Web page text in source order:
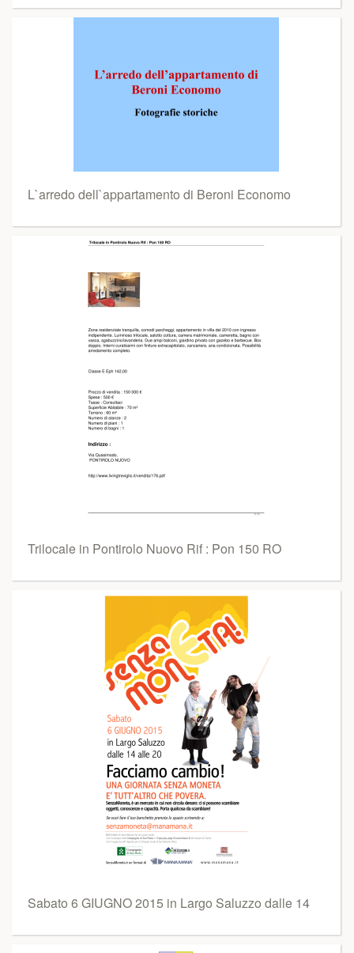
L`arredo dell`appartamento di Beroni Economo
Trilocale in Pontirolo Nuovo Rif : Pon 150 RO
Sabato 6 GIUGNO 2015 in Largo Saluzzo dalle 14